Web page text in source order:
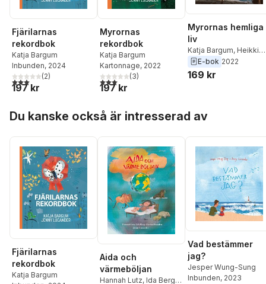
Fjärilarnas
rekordbok
Katja Bargum
Inbunden, 2024
3,0utav 5 stjärnor. Totalt antal röster:
(2)
197 kr
Myrornas
rekordbok
Katja Bargum
Kartonnage, 2022
3,0utav 5 stjärnor. Totalt antal röster:
(3)
197 kr
Myrornas hemliga
liv
Katja Bargum, Heikki
Helanterä
E-bok 2022
169 kr
Du kanske också är intresserad av
Fjärilarnas
rekordbok
Katja Bargum
Aida och
värmeböljan
Hannah Lutz, Ida Berg,
Vad bestämmer
jag?
Jesper Wung-Sung
Inbunden, 2023